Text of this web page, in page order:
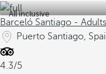
All inclusive
Barceló Santiago -
Puerto Santiago,
4.3/5